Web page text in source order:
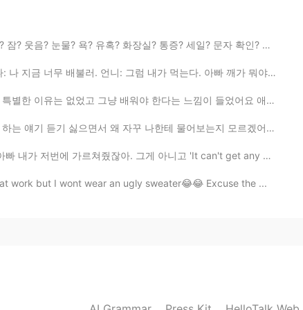
보면 평안해지구요.
하다
혹? 화장실? 통증? 세일? 문자 확인? SNS 확인? 금주? 금연? 게임? 미루기? 비밀 ...
. 언니: 그럼 내가 먹는다. 아빠 깨가 뭐야? 아빠: 깨가 sesame지. 언니: 아니~ 스페...
한다는 느낌이 들었어요 애니나 일드를 즐겨보진 않았었고 지브리 영화도 성인 되기까지 보진 ...
나한테 물어보는지 모르겠어요 ㅋㅋㅋ 이런 문제에 대해 내가 좀 냉정하게 판단하는 건 인정 ...
저번에 가르쳐줬잖아. 그게 아니고 'It can't get any better than t...
work but I wont wear an ugly sweater😂😂 Excuse the ...